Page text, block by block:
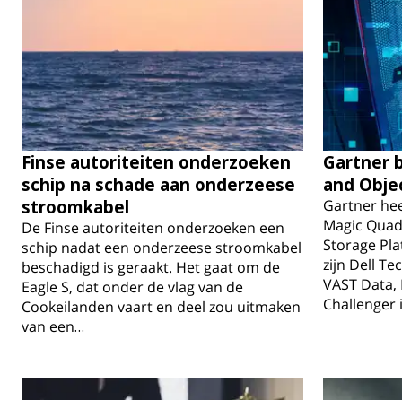
Finse autoriteiten onderzoeken
schip na schade aan onderzeese
stroomkabel
De Finse autoriteiten onderzoeken een
schip nadat een onderzeese stroomkabel
beschadigd is geraakt. Het gaat om de
Eagle S, dat onder de vlag van de
Cookeilanden vaart en deel zou uitmaken
van een…
Gartner
and
Gartner
Magic
Storage
zijn Dell
VAST
Challenger